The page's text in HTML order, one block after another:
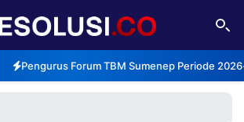
Pengurus Forum TBM Sumenep Periode
TENTANG
IKLAN